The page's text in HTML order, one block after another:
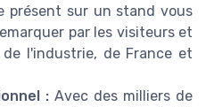
présent sur un stand vous
par les visiteurs et
l'industrie, de France et
: Avec des milliers de